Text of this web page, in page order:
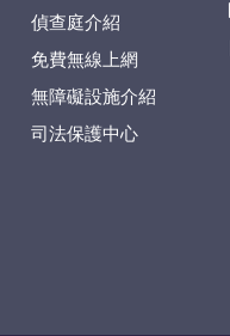
偵查庭介紹
免費無線上網
無障礙設施介紹
司法保護中心